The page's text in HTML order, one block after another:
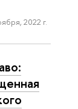
2022 г.